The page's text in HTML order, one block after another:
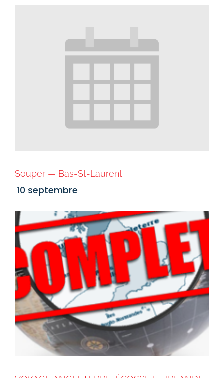
Souper — Bas-St-Laurent
10 septembre